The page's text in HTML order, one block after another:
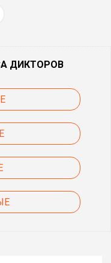
ДИКТОРОВ